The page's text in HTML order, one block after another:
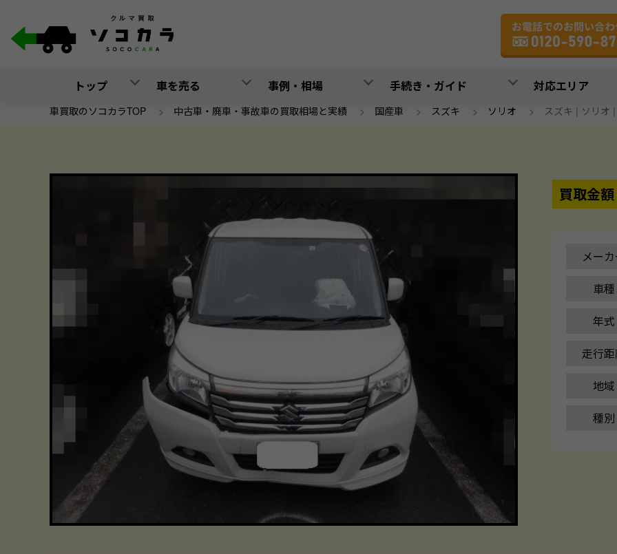
トップ 車を売る 事例・相場 手続き・ガイド 対応エリア
車買取のソコカラTOP > 中古車・廃車・事故車の買取相場と実績 > 国産車 > スズキ > ソリオ > スズキ | ソリオ
買取金額
メー
車種
年式
走行
地域
種別